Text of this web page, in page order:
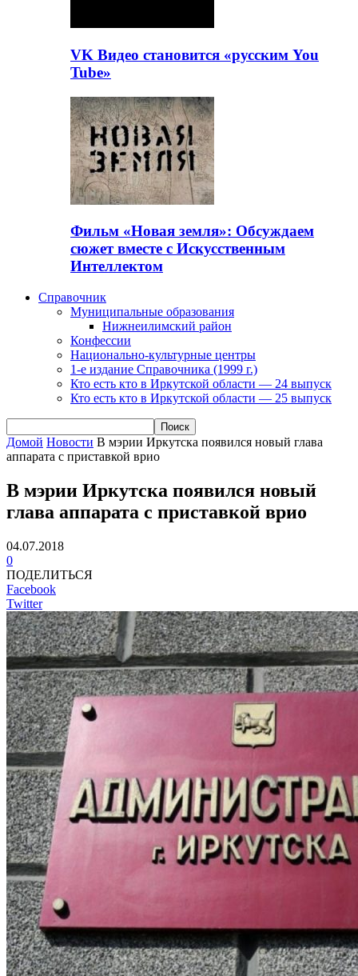
VK Видео становится «русским You
Tube»
Фильм «Новая земля»: Обсуждаем
сюжет вместе с Искусственным
Интеллектом
Справочник
Муниципальные образования
Нижнеилимский район
Конфессии
Национально-культурные центры
1-е издание Справочника (1999 г.)
Кто есть кто в Иркутской области — 24 выпуск
Кто есть кто в Иркутской области — 25 выпуск
Домой Новости В мэрии Иркутска появился новый глава
аппарата с приставкой врио
В мэрии Иркутска появился новый
глава аппарата с приставкой врио
04.07.2018
0
ПОДЕЛИТЬСЯ
Facebook
Twitter